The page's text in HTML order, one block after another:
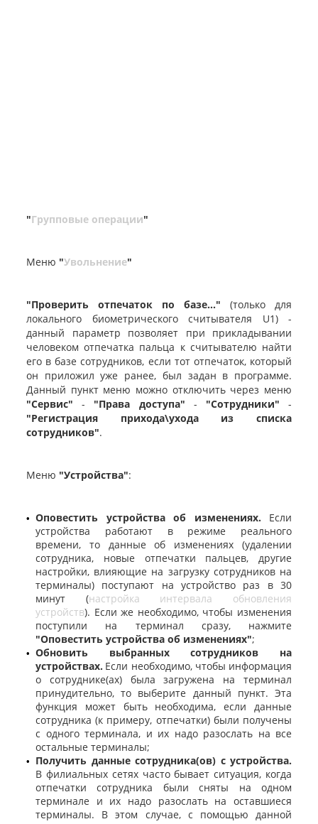
"Групповые операции"
Меню "Увольнение"
"Проверить отпечаток по базе..." (только для
локального биометрического считывателя U1) -
данный параметр позволяет при прикладывании
человеком отпечатка пальца к считывателю найти
его в базе сотрудников, если тот отпечаток, который
он приложил уже ранее, был задан в программе.
Данный пункт меню можно отключить через меню
"Сервис" - "Права доступа" - "Сотрудники" -
"Регистрация прихода\ухода из списка
сотрудников".
Меню "Устройства":
• Оповестить устройства об изменениях. Если
устройства работают в режиме реального
времени, то данные об изменениях (удалении
сотрудника, новые отпечатки пальцев, другие
настройки, влияющие на загрузку сотрудников на
терминалы) поступают на устройство раз в 30
минут (настройка интервала обновления
устройств). Если же необходимо, чтобы изменения
поступили на терминал сразу, нажмите
"Оповестить устройства об изменениях";
• Обновить выбранных сотрудников на
устройствах. Если необходимо, чтобы информация
о сотруднике(ах) была загружена на терминал
принудительно, то выберите данный пункт. Эта
функция может быть необходима, если данные
сотрудника (к примеру, отпечатки) были получены
с одного терминала, и их надо разослать на все
остальные терминалы;
•
Получить данные сотрудника(ов) с устройства.
В филиальных сетях часто бывает ситуация, когда
отпечатки сотрудника были сняты на одном
терминале и их надо разослать на оставшиеся
терминалы. В этом случае, с помощью данной